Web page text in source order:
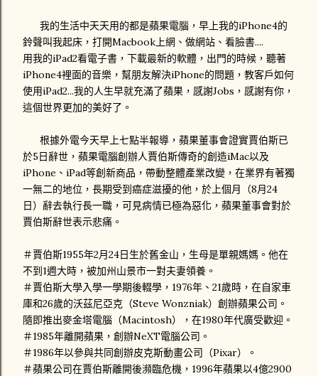
我的生活中天天用的都是蘋果電腦，早上我的iPhone4的
鈴聲叫我起床，打開Macbook上網、做網站、看臉書....
用我的iPad2看電子書，下載最新的軟體，出門的時候，聽著
iPhone4裡面的音樂，幫朋友解決iPhone的問題，教客戶如何
使用iPad2...我的人生早就充滿了蘋果，感謝Jobs，感謝有你，
這個世界更加的美好了。
根據外電今天早上七點半報導，蘋果董事會證實賈伯斯已
於5日辭世，蘋果電腦創辦人賈伯斯傳奇的創造iMac以及
iPhone、iPad等創新商品，帶動整體產業改變，在業界有著獨
一無二的地位，長期受到癌症滋擾的他，於上個月（8月24
日）辭去執行長一職，可見病情已極為惡化，蘋果董事會對於
賈伯斯辭世表示悲痛。
＃賈伯斯1955年2月24日生於舊金山，生母是單親媽媽。他在
不到1週大時，被加州山景市一對夫妻領養。
＃賈伯斯大學入學一學期後輟學，1976年、21歲時，在自家車
庫和26歲的沃茲尼亞克（Steve Wonzniak）創辦蘋果公司。
隨即推出麥金塔電腦（Macintosh），在1980年代廣受歡迎。
＃1985年離開蘋果，創辦NeXT電腦公司。
＃1986年以參與共同創辦皮克斯動畫公司（Pixar）。
＃蘋果公司在賈伯斯離開後瀕臨危機，1996年蘋果以4億2900